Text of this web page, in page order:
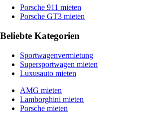
Porsche 911 mieten
Porsche GT3 mieten
Beliebte Kategorien
Sportwagenvermietung
Supersportwagen mieten
Luxusauto mieten
AMG mieten
Lamborghini mieten
Porsche mieten